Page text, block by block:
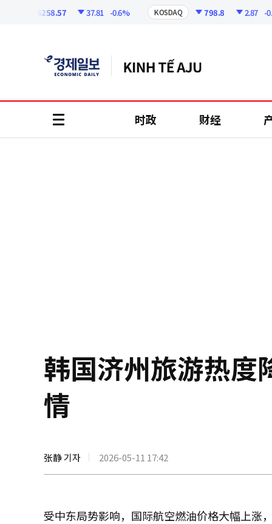
6258.57 37.81 -0.6% KOSDAQ 798.8 2.87 -0.36%
时政 财经
韩国济州旅游热度
情
张静 기자 2026-05-11 17:42
受中东局势影响，国际航空燃油价格大幅上涨